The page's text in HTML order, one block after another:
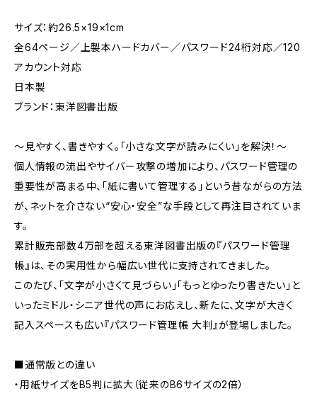
サイズ：約26.5×19×1cm
全64ページ／上製本ハードカバー／パスワード24桁対応／120
アカウント対応
日本製
ブランド：東洋図書出版
～見やすく、書きやすく。「小さな文字が読みにくい」を解決！～
個人情報の流出やサイバー攻撃の増加により、パスワード管理の
重要性が高まる中、「紙に書いて管理する」という昔ながらの方法
が、ネットを介さない“安心・安全”な手段として再注目されていま
す。
累計販売部数4万部を超える東洋図書出版の『パスワード管理
帳』は、その実用性から幅広い世代に支持されてきました。
このたび、「文字が小さくて見づらい」「もっとゆったり書きたい」と
いったミドル・シニア世代の声にお応えし、新たに、文字が大きく
記入スペースも広い『パスワード管理帳 大判』が登場しました。
■通常版との違い
・用紙サイズをB5判に拡大（従来のB6サイズの2倍）